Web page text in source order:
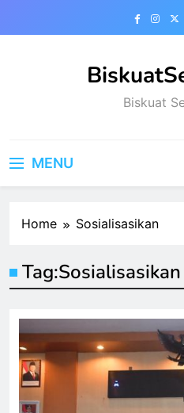
Biskuat
MENU
Home Sosialisasikan
Tag:Sosialisasikan